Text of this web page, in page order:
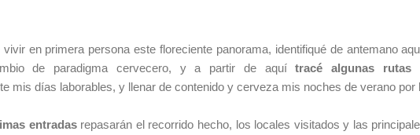
en primera persona este floreciente panorama, identifiqué de antemano
de paradigma cervecero, y a partir de aquítracé algunas rutas
mis días laborables, y llenar de contenido y cerveza mis noches de verano por
entradas repasarán el recorrido hecho, los locales visitados y las